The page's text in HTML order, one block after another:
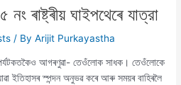
ৰাষ্ট্ৰীয় ঘাইপথেৰে যাত্রা
/ ByArijit Purkayastha
পর্যটকতকৈও আগৰণুৱা- তেওঁলোক সাধক। তেওঁলোকে
ইতিহাসৰ স্পন্দন অনুভৱ কৰে আৰু সময়ৰ বাহিৰলৈ